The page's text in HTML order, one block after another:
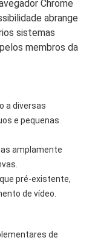
Chrome
abrange
sistemas
membros da
a diversas
e pequenas
amplamente
pré-existente,
de vídeo.
de